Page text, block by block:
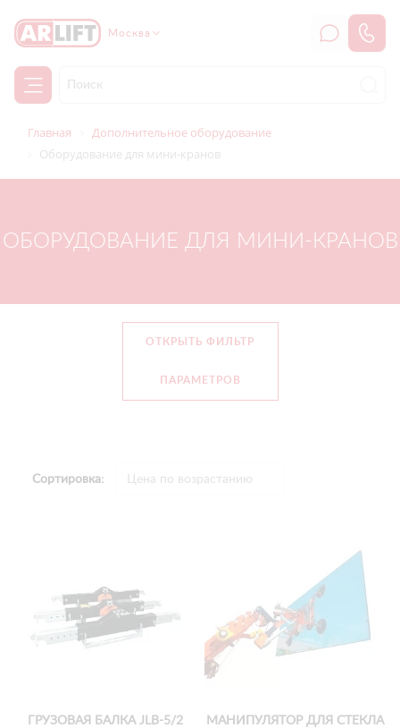
Москва
Главная
Дополнительное оборудование
Оборудование для мини-кранов
ОБОРУДОВАНИЕ ДЛЯ МИНИ-КРАНОВ
ОТКРЫТЬ ФИЛЬТР
ПАРАМЕТРОВ
Сортировка:
ГРУЗОВАЯ БАЛКА JLB-5/2
МАНИПУЛЯТОР ДЛЯ СТЕКЛА